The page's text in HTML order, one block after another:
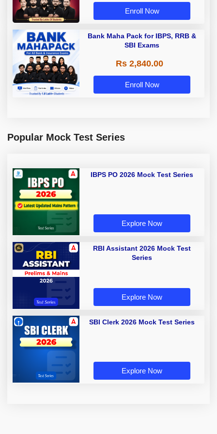
Enroll Now
Bank Maha Pack for IBPS, RRB &
SBI Exams
Rs 2,840.00
Enroll Now
Popular Mock Test Series
IBPS PO 2026 Mock Test Series
Explore Now
RBI Assistant 2026 Mock Test
Series
Explore Now
SBI Clerk 2026 Mock Test Series
Explore Now